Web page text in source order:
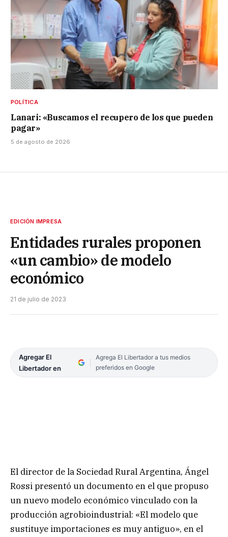
POLÍTICA
Lanari: «Buscamos el recupero de los que pueden
pagar»
5 de agosto de 2026
EDICIÓN IMPRESA
Entidades rurales proponen
«un cambio» de modelo
económico
21 de julio de 2023
Agregar El
Libertador en
Agrega El Libertador a tus medios
preferidos en Google
El director de la Sociedad Rural Argentina, Ángel
Rossi presentó un documento en el que propuso
un nuevo modelo económico vinculado con la
producción agrobioindustrial: «El modelo que
sustituye importaciones es muy antiguo», en el